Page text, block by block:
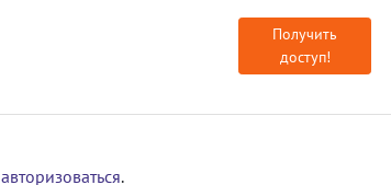
Получить
доступ!
авторизоваться.